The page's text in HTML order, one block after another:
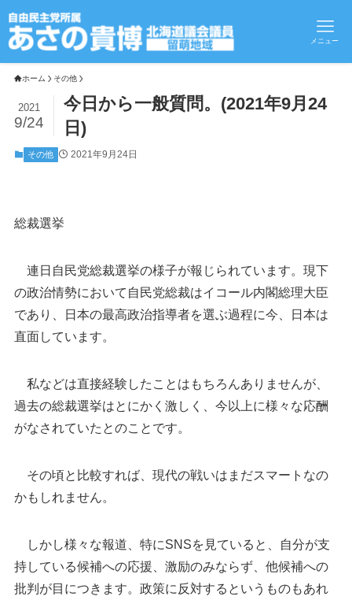
メニュー
ホーム その他
今日から一般質問。(2021年9月24
日)
2021
9/24
その他 2021年9月24日
総裁選挙
連日自民党総裁選挙の様子が報じられています。現下
の政治情勢において自民党総裁はイコール内閣総理大臣
であり、日本の最高政治指導者を選ぶ過程に今、日本は
直面しています。
私などは直接経験したことはもちろんありませんが、
過去の総裁選挙はとにかく激しく、今以上に様々な応酬
がなされていたとのことです。
その頃と比較すれば、現代の戦いはまだスマートなの
かもしれません。
しかし様々な報道、特にSNSを見ていると、自分が支
持している候補への応援、激励のみならず、他候補への
批判が目につきます。政策に反対するというものもあれ